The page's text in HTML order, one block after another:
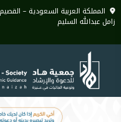
المملكة العربية السعودية –
زامل عبدالله السليم